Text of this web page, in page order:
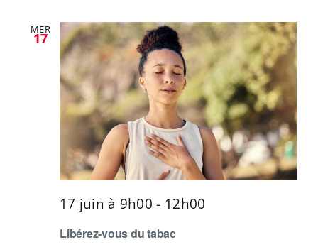
MER
17
Libérez-vous du tabac
17 juin à 9h00 - 12h00